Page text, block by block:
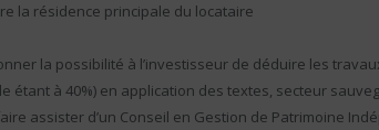
la résidence principale du locataire
la possibilité à l’investisseur de déduire les
étant à 40%) en application des textes, secteur
assister d’un Conseil en Gestion de Patrimoine